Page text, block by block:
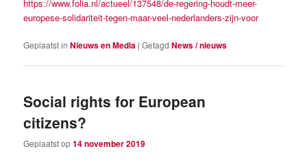
https://www.folia.nl/actueel/137548/de-regering-houdt-meer-
europese-solidariteit-tegen-maar-veel-nederlanders-zijn-voor
Geplaatst in Nieuws en Media |Getagd News / nieuws
Social rights for European
citizens?
Geplaatst op14 november 2019